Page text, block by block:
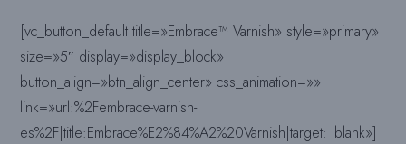
[vc_button_default title=»Embrace™ Varnish» style=»primary»
size=»5″ display=»display_block»
button_align=»btn_align_center» css_animation=»»
link=»url:%2Fembrace-varnish-
es%2F|title:Embrace%E2%84%A2%20Varnish|target:_blank»]